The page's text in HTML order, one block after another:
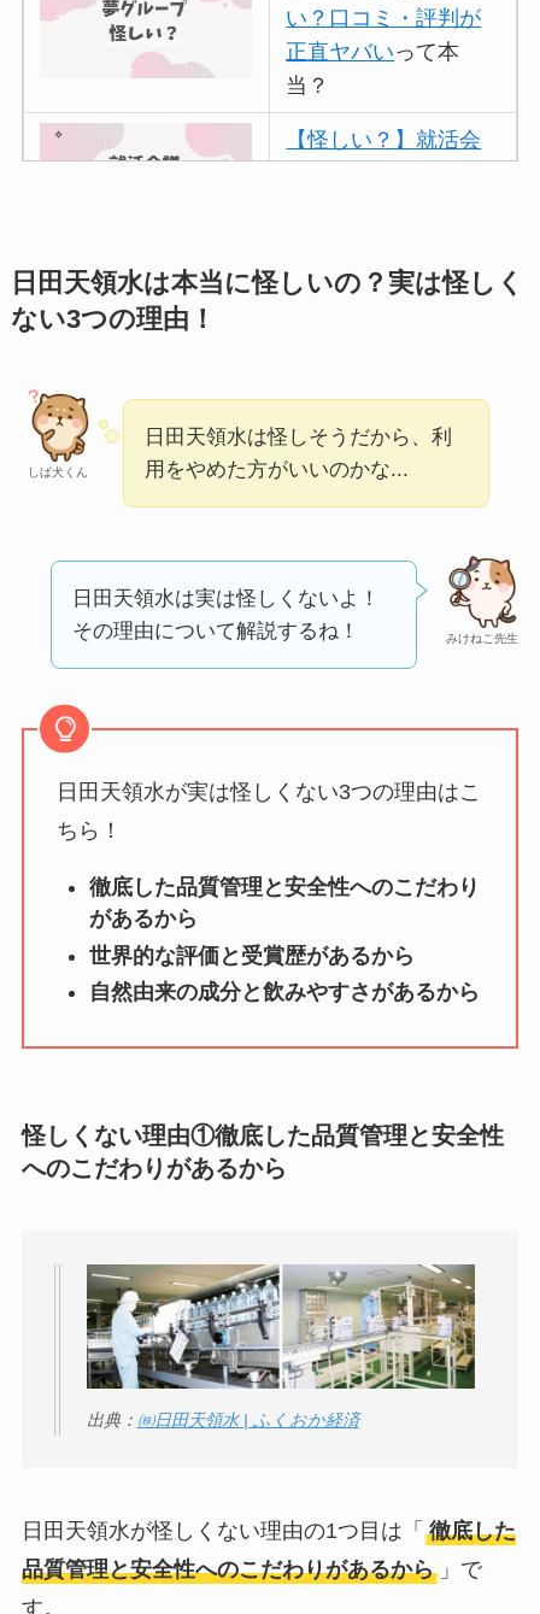
い？口コミ・評判が
正直ヤバいって本
当？
【怪しい？】就活会
アトムクリニックは
【怪しい？】帝国デ
ータバンクの口コ
ミ・評判は実際ど
【怪しい？】セルプ
ロモート株式会社の
口コミ・評判は実際
Liteの口コミ・評判は
ユリカコーポレーシ
ミ・評価が正直ヤバ
いって本当？
【怪しい？】株式会
日田天領水は本当に怪しいの？実は怪しく
ない3つの理由！
しば犬くん
日田天領水は怪しそうだから、利
用をやめた方がいいのかな...
みけねこ先生
日田天領水は実は怪しくないよ！
その理由について解説するね！
日田天領水が実は怪しくない3つの理由はこ
ちら！
徹底した品質管理と安全性へのこだわり
があるから
世界的な評価と受賞歴があるから
自然由来の成分と飲みやすさがあるから
怪しくない理由①徹底した品質管理と安全性
へのこだわりがあるから
出典： ㈱日田天領水 | ふくおか経済
日田天領水が怪しくない理由の1つ目は「 徹底した
品質管理と安全性へのこだわりがあるから 」で
す。